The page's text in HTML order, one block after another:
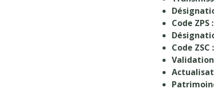
Code ZPS :
Code ZSC :
Validation